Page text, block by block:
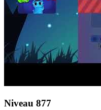
Niveau 877